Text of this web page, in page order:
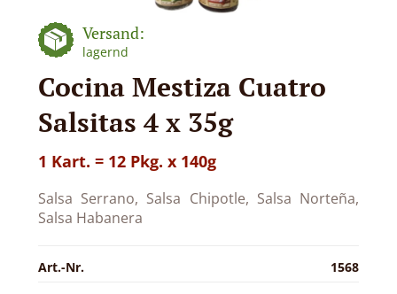
Versand:
lagernd
Cocina Mestiza Cuatro
Salsitas 4 x 35g
1 Kart. = 12 Pkg. x 140g
Salsa Serrano, Salsa Chipotle, Salsa Norteña,
Salsa Habanera
Art.-Nr. 1568